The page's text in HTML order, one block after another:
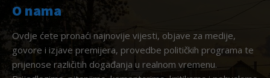
O nama
Ovdje ćete pronaći najnovije vijesti, objave za medije,
govore i izjave premijera, provedbe političkih programa te
prijenose različitih događanja u realnom vremenu.